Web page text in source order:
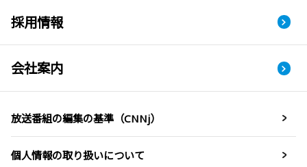
採用情報
会社案内
放送番組の編集の基準（CNNj）
個人情報の取り扱いについて